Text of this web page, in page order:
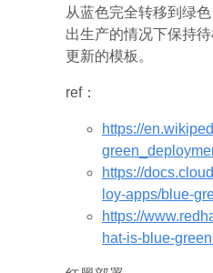
从蓝色完全转移到绿
出生产的情况下保持
更新的模板。
ref：
https://
https://
loy-apps/blue-
https://
hat-is-blue-